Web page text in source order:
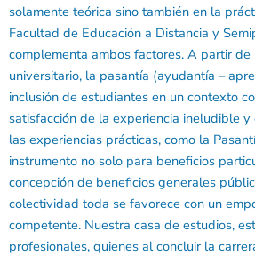
solamente teórica sino también en la
Facultad de Educación a Distancia y
complementa ambos factores. A partir de
universitario, la pasantía (ayudantía –
inclusión de estudiantes en un contexto
satisfacción de la experiencia ineludible y
las experiencias prácticas, como la
instrumento no solo para beneficios
concepción de beneficios generales
colectividad toda se favorece con un
competente. Nuestra casa de estudios,
profesionales, quienes al concluir la